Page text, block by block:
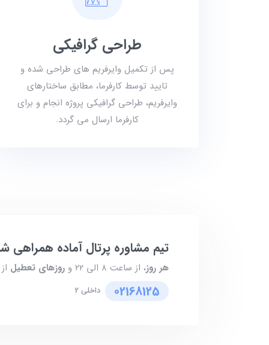
طراحی گرافیکی
پس از تکمیل وایرفریم های طراحی شده و
تایید توسط کارفرما، مطابق ساختار‌های
وایرفریم، طراحی گرافیکی پروژه انجام و برای
کارفرما ارسال می گردد.
تیم مشاوره پرتال آماده همراهی
هر روز، از ساعت ۸ الی ۲۲ و روزهای تعطیل از ۸ الی ۱۷ پاسخگوی شما هستیم.
02168125 داخلی 2